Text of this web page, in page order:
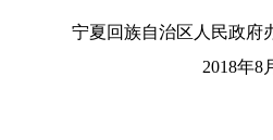
宁夏回族自治区人民政府
2018年8